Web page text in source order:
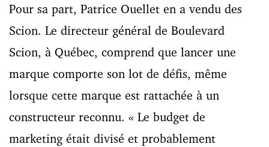
Pour sa part, Patrice Ouellet en a vendu des
Scion. Le directeur général de Boulevard
Scion, à Québec, comprend que lancer une
marque comporte son lot de défis, même
lorsque cette marque est rattachée à un
constructeur reconnu. « Le budget de
marketing était divisé et probablement